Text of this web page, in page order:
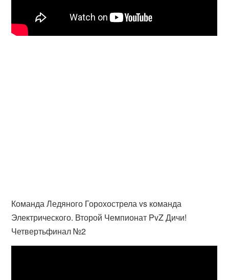
Команда Ледяного Горохострела vs команда
Электрического. Второй Чемпионат PvZ Дичи!
Четвертьфинал №2